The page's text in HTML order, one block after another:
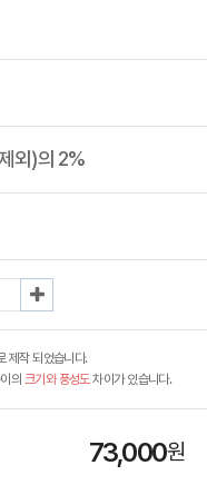
외)의 2%
제작 되었습니다.
의 크기와 풍성도차이가 있습니다.
73,000원